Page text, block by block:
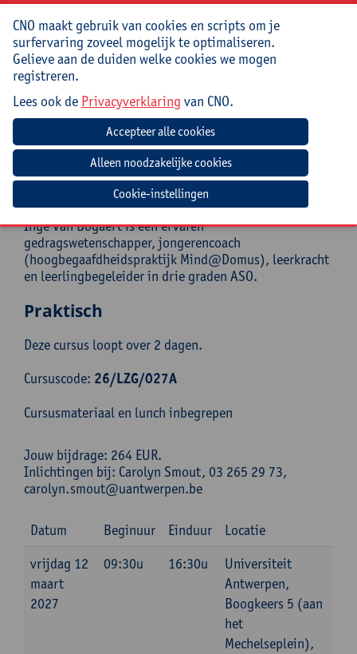
inhoudt en hoe zij de ‘kracht’ van hun tienerbrein
kunnen inzetten om stapsgewijs executieve
vaardigheden te trainen, dat is het doel van deze
nascholing.
Doelgroep
Leerkrachten, leerlingenbegeleiders, jongerencoachen,
CLB-medewerkers van de 3de graad basisonderwijs en
het secundair onderwijs.
Begeleiding
Inge Van Bogaert is een ervaren
gedragswetenschapper, jongerencoach
(hoogbegaafdheidspraktijk Mind@Domus), leerkracht
en leerlingbegeleider in drie graden ASO.
Praktisch
Deze cursus loopt over 2 dagen.
Cursuscode: 26/LZG/027A
Cursusmateriaal en lunch inbegrepen
Jouw bijdrage: 264 EUR.
Inlichtingen bij: Carolyn Smout, 03 265 29 73,
carolyn.smout@uantwerpen.be
Datum Beginuur Einduur
Locatie
vrijdag 12
maart
2027
09:30u 16:30u
Universiteit
Antwerpen,
Boogkeers 5 (aan
het
Mechelseplein),
CNO maakt gebruik van cookies en scripts om je
surfervaring zoveel mogelijk te optimaliseren.
Gelieve aan de duiden welke cookies we mogen
registreren.
Lees ook de Privacyverklaring van CNO.
Cookie-instellingen